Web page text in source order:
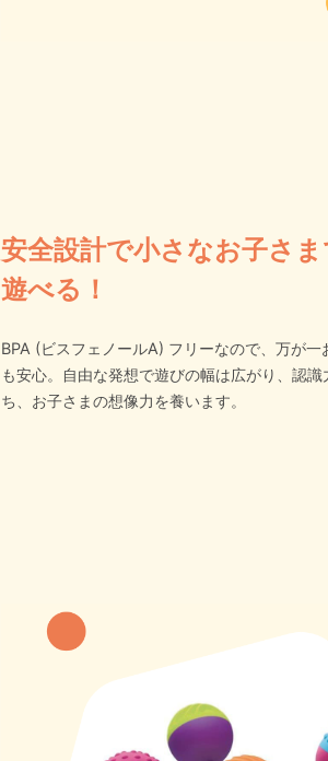
安全設計で小さなお子さ
遊べる！
BPA (ビスフェノールA) フリーなので、万が一
も安心。自由な発想で遊びの幅は広がり、認
ち、お子さまの想像力を養います。